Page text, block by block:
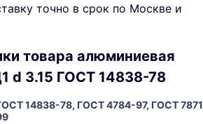
точно в срок по Москве и
товара алюминиевая
d 3.15 ГОСТ 14838-78
14838-78, ГОСТ 4784-97, ГОСТ